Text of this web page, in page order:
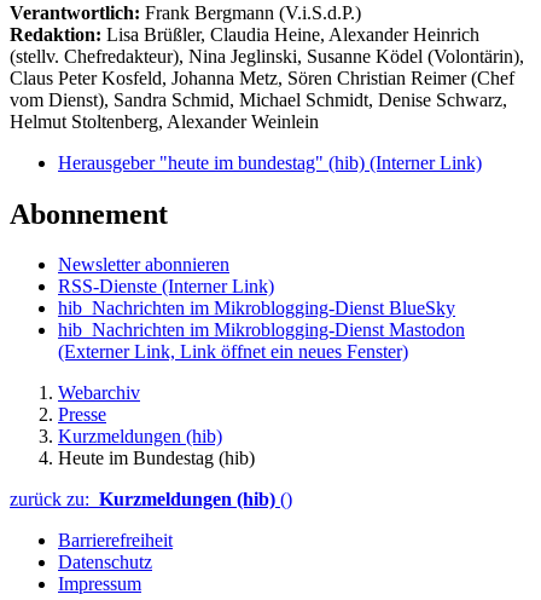
Verantwortlich: Frank Bergmann (V.i.S.d.P.)
Redaktion: Lisa Brüßler, Claudia Heine, Alexander Heinrich
(stellv. Chefredakteur), Nina Jeglinski, Susanne Ködel (Volontärin),
Claus Peter Kosfeld, Johanna Metz, Sören Christian Reimer (Chef
vom Dienst), Sandra Schmid, Michael Schmidt, Denise Schwarz,
Helmut Stoltenberg, Alexander Weinlein
Herausgeber "heute im bundestag" (hib) (Interner Link)
Abonnement
Newsletter abonnieren
RSS-Dienste (Interner Link)
hib_Nachrichten im Mikroblogging-Dienst BlueSky
hib_Nachrichten im Mikroblogging-Dienst Mastodon
(Externer Link, Link öffnet ein neues Fenster)
Webarchiv
Presse
Kurzmeldungen (hib)
Heute im Bundestag (hib)
zurück zu: Kurzmeldungen (hib) ()
Barrierefreiheit
Datenschutz
Impressum